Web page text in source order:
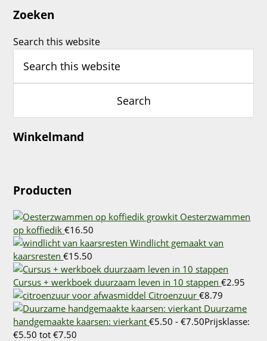
Zoeken
Search this website
Winkelmand
Producten
Oesterzwammen
op koffiedik €16.50
Windlicht gemaakt van
kaarsresten €15.50
Cursus + werkboek duurzaam leven in 10 stappen €2.95
Citroenzuur €8.79
Duurzame
handgemaakte kaarsen: vierkant €5.50 - €7.50Prijsklasse:
€5.50 tot €7.50